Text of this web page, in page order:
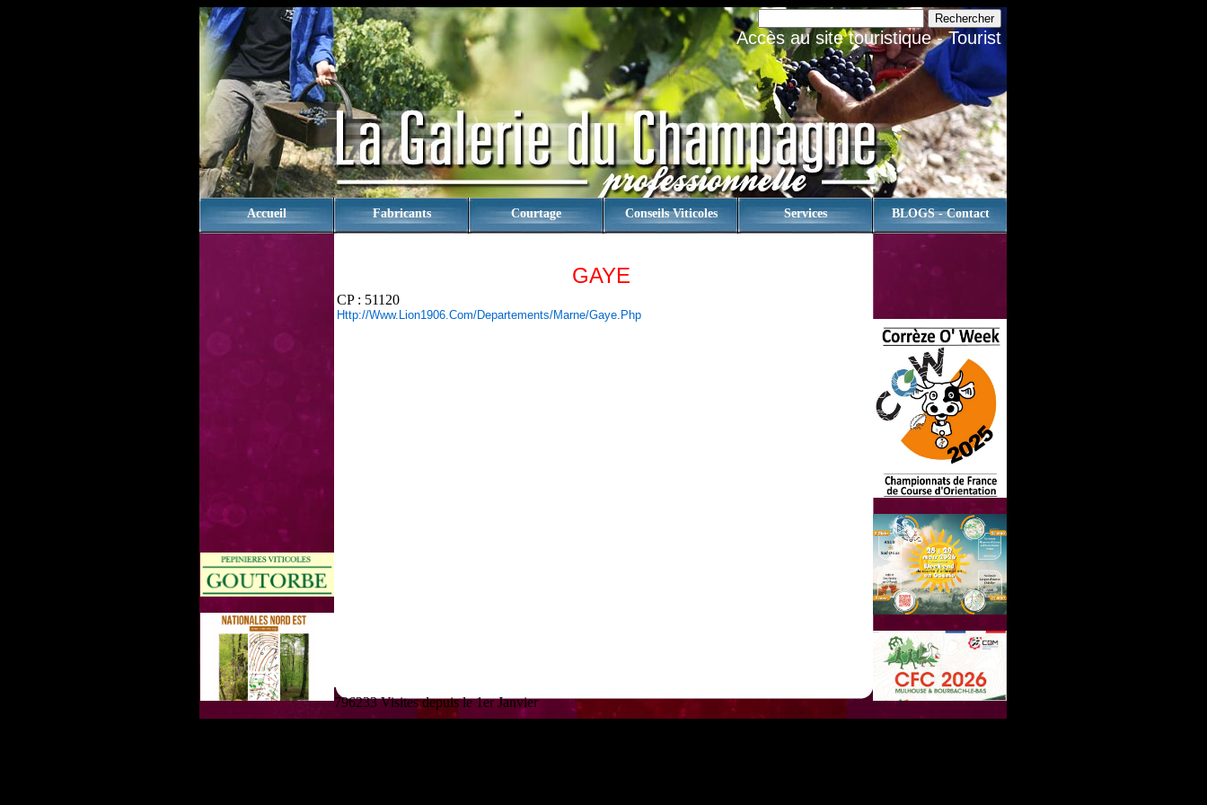
Accès au site touristique - Tourist
Accueil Fabricants Courtage Conseils Viticoles Services BLOGS - Contact
GAYE
CP : 51120
Http://www.lion1906.com/departements/marne/gaye.php
796233 Visites depuis le 1er Janvier